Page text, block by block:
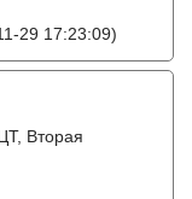
29 17:23:09)
Вторая